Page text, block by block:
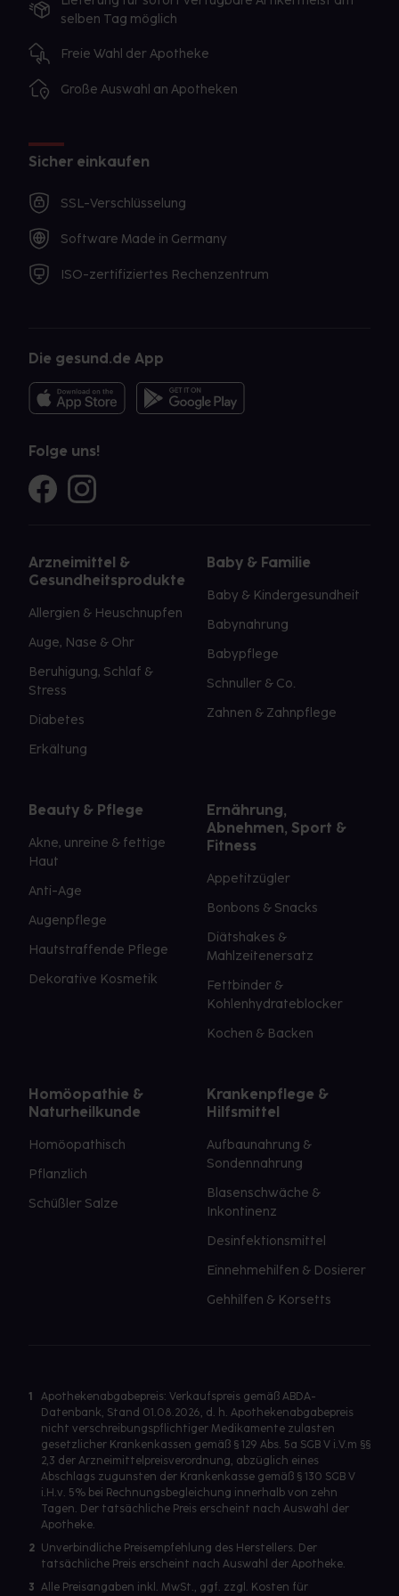
selben Tag möglich
Freie Wahl der Apotheke
Große Auswahl an Apotheken
Sicher einkaufen
SSL-Verschlüsselung
Software Made in Germany
ISO-zertifiziertes Rechenzentrum
Die gesund.de App
Folge uns!
Arzneimittel &
Gesundheitsprodukte
Allergien & Heuschnupfen
Auge, Nase & Ohr
Beruhigung, Schlaf &
Stress
Diabetes
Erkältung
Baby & Familie
Baby & Kindergesundheit
Babynahrung
Babypflege
Schnuller & Co.
Zahnen & Zahnpflege
Beauty & Pflege
Akne, unreine & fettige
Haut
Anti-Age
Augenpflege
Hautstraffende Pflege
Dekorative Kosmetik
Ernährung,
Abnehmen, Sport &
Fitness
Appetitzügler
Bonbons & Snacks
Diätshakes &
Mahlzeitenersatz
Fettbinder &
Kohlenhydrateblocker
Kochen & Backen
Homöopathie &
Naturheilkunde
Homöopathisch
Pflanzlich
Schüßler Salze
Krankenpflege &
Hilfsmittel
Aufbaunahrung &
Sondennahrung
Blasenschwäche &
Inkontinenz
Desinfektionsmittel
Einnehmehilfen & Dosierer
Gehhilfen & Korsetts
1
Apothekenabgabepreis: Verkaufspreis gemäß ABDA-
Datenbank, Stand 01.08.2026, d. h. Apothekenabgabepreis
nicht verschreibungspflichtiger Medikamente zulasten
gesetzlicher Krankenkassen gemäß § 129 Abs. 5a SGB V i.V.m §§
2,3 der Arzneimittelpreisverordnung, abzüglich eines
Abschlags zugunsten der Krankenkasse gemäß § 130 SGB V
i.H.v. 5% bei Rechnungsbegleichung innerhalb von zehn
Tagen. Der tatsächliche Preis erscheint nach Auswahl der
Apotheke.
2 Unverbindliche Preisempfehlung des Herstellers. Der
tatsächliche Preis erscheint nach Auswahl der Apotheke.
3 Alle Preisangaben inkl. MwSt., ggf. zzgl. Kosten für